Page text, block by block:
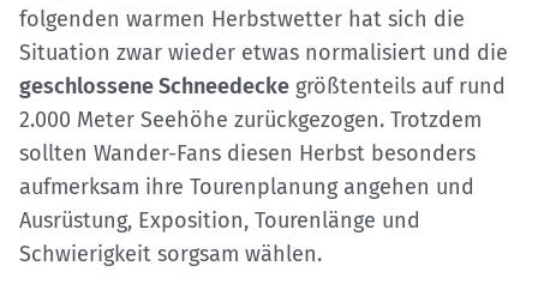
folgenden warmen Herbstwetter hat sich die
Situation zwar wieder etwas normalisiert und die
geschlossene Schneedecke größtenteils auf rund
2.000 Meter Seehöhe zurückgezogen. Trotzdem
sollten Wander-Fans diesen Herbst besonders
aufmerksam ihre Tourenplanung angehen und
Ausrüstung, Exposition, Tourenlänge und
Schwierigkeit sorgsam wählen.